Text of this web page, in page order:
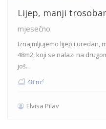
Lijep, manji
mjesečno
Iznajmljujemo lijep i uredan,
48m2, koji se nalazi na
još..
48 m2
Elvisa Pilav